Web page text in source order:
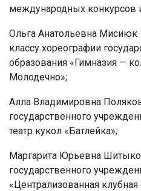
международных конкурсов
Ольга Анатольевна Мисиюк
классу хореографии
образования «Гимназия —
Молодечно»;
Алла Владимировна
государственного
театр кукол «Батлейка»;
Маргарита Юрьевна
государственного
«Централизованная